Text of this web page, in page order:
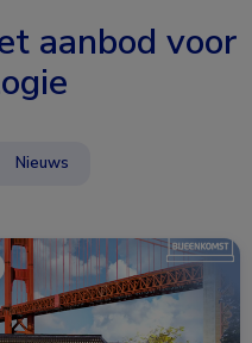
aanbod voor
Nieuws